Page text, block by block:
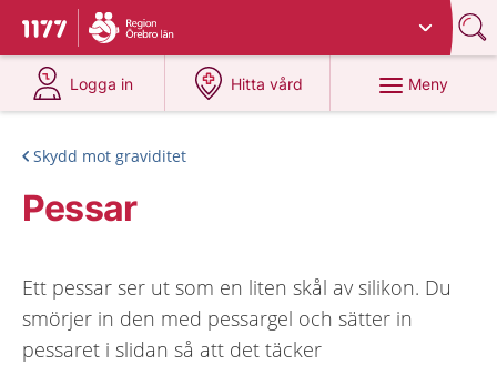
Till startsidan för 1177
Du har valt region
Logga in
på 1177.se
Hitta vård
på 1177.se
Meny
Skydd mot graviditet
Pessar
Ett pessar ser ut som en liten skål av silikon. Du
smörjer in den med pessargel och sätter in
pessaret i slidan så att det täcker